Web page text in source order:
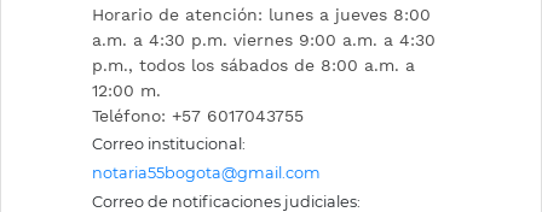
Horario de atención: lunes a jueves 8:00
a.m. a 4:30 p.m. viernes 9:00 a.m. a 4:30
p.m., todos los sábados de 8:00 a.m. a
12:00 m.
Teléfono: +57 6017043755
Correo institucional:
notaria55bogota@gmail.com
Correo de notificaciones judiciales: